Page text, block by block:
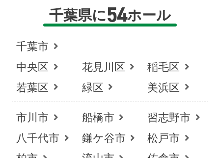
千葉県に54ホール
千葉市
中央区
花見川区
稲毛区
若葉区
緑区 美浜区
市川市 船橋市
習志野市
八千代市
鎌ケ谷市
松戸市